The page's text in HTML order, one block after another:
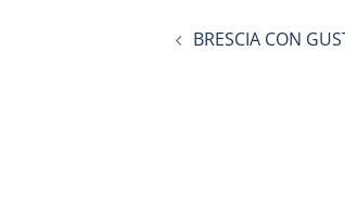
BRESCIA CON